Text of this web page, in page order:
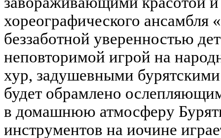
хореографического
беззаботной уверенностью
неповторимой игрой на
хур, задушевными
будет обрамлено
в домашнюю атмосферу
инструментов на иочине